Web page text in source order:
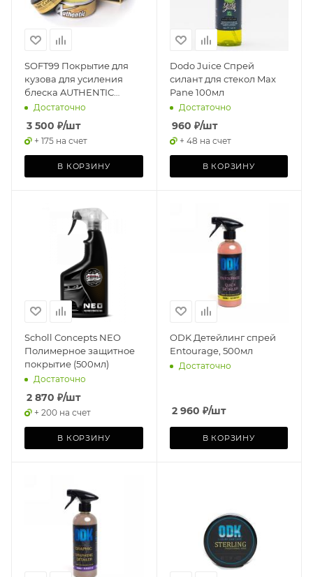
SOFT99 Покрытие для
кузова для усиления
блеска AUTHENTIC
PREMIUM для всех
цветов, 200 гр
Достаточно
3 500 ₽/шт
+ 175 на счет
В КОРЗИНУ
Dodo Juice Спрей
силант для стекол Max
Pane 100мл
Достаточно
960 ₽/шт
+ 48 на счет
В КОРЗИНУ
Scholl Concepts NEO
Полимерное защитное
покрытие (500мл)
Достаточно
2 870 ₽/шт
+ 200 на счет
В КОРЗИНУ
ODK Детейлинг спрей
Entourage, 500мл
Достаточно
2 960 ₽/шт
В КОРЗИНУ